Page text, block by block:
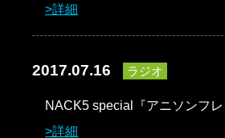
詳細
2017.07.16 ラジオ
NACK5 special『アニソンフレ
詳細